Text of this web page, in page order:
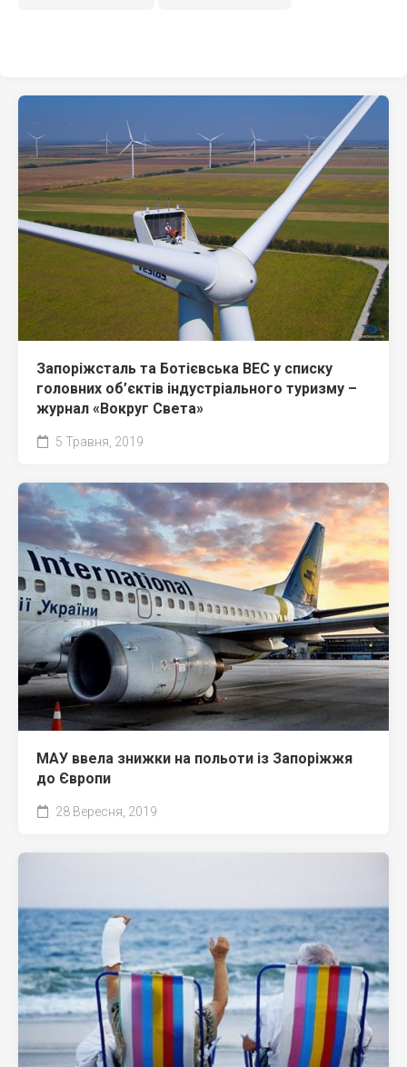
Запоріжсталь та Ботієвська ВЕС у списку
головних об’єктів індустріального туризму –
журнал «Вокруг Света»
5 Травня, 2019
МАУ ввела знижки на польоти із Запоріжжя
до Європи
28 Вересня, 2019